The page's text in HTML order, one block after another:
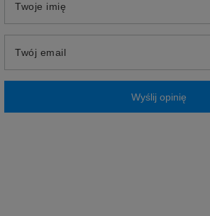
Twoje imię
Twój email
Wyślij opinię